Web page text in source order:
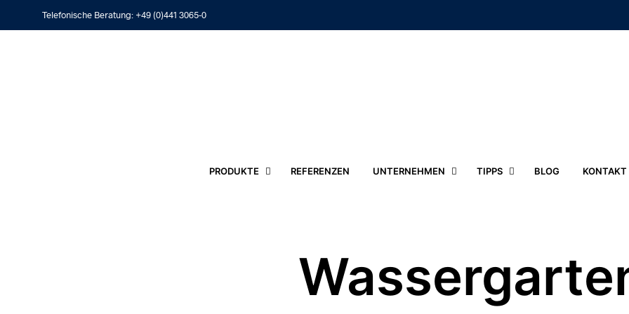
Telefonische Beratung: +49 (0)441 3065-0
PRODUKTE REFERENZEN UNTERNEHMEN TIPPS BLOG KONTAKT